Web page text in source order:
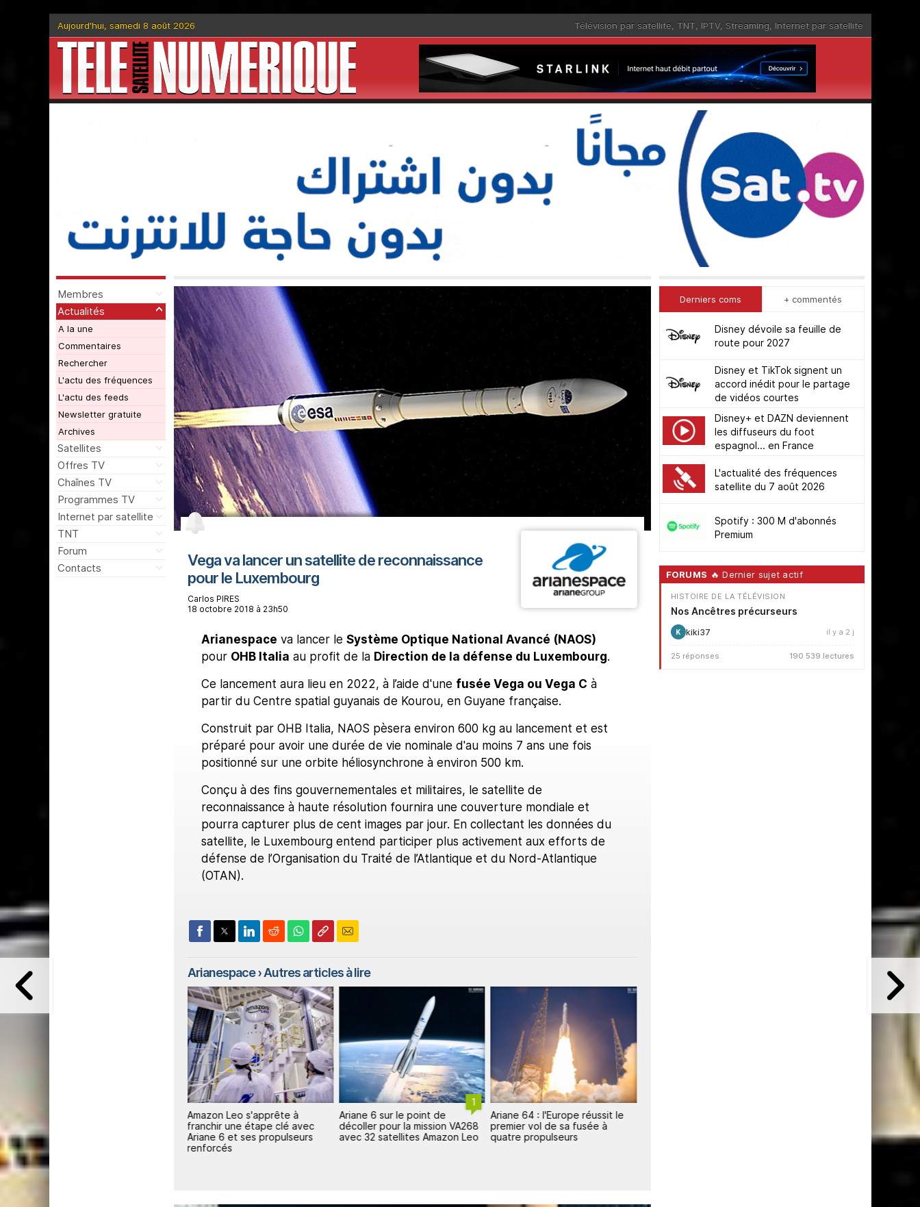
Aujourd'hui, samedi 8 août 2026 Télévision par satellite, TNT, IPTV, Streaming, Internet par satellite
Membres
Actualités
A la une
Commentaires
Rechercher
L'actu des fréquences
L'actu des feeds
Newsletter gratuite
Archives
Satellites
Offres TV
Chaînes TV
Programmes TV
Internet par satellite
TNT
Forum
Contacts
Vega va lancer un satellite de reconnaissance
pour le Luxembourg
Carlos PIRES
18 octobre 2018 à 23h50
Arianespace va lancer le Système Optique National Avancé (NAOS)
pour OHB Italia au profit de la Direction de la défense du Luxembourg.
Ce lancement aura lieu en 2022, à l’aide d'une fusée Vega ou Vega C à
partir du Centre spatial guyanais de Kourou, en Guyane française.
Construit par OHB Italia, NAOS pèsera environ 600 kg au lancement et est
préparé pour avoir une durée de vie nominale d'au moins 7 ans une fois
positionné sur une orbite héliosynchrone à environ 500 km.
Conçu à des fins gouvernementales et militaires, le satellite de
reconnaissance à haute résolution fournira une couverture mondiale et
pourra capturer plus de cent images par jour. En collectant les données du
satellite, le Luxembourg entend participer plus activement aux efforts de
défense de l’Organisation du Traité de l’Atlantique et du Nord-Atlantique
(OTAN).
Arianespace› Autres articles à lire
succès une nouvelle flotte de
satellites Amazon Leo
Amazon Leo s'apprête à
franchir une étape clé avec
Ariane 6 et ses propulseurs
renforcés
1
Ariane 6 sur le point de
décoller pour la mission VA268
avec 32 satellites Amazon Leo
Ariane 64 : l'Europe réussit le
premier vol de sa fusée à
quatre propulseurs
Ariane 6 place deux
satellites Galileo en orbite
Derniers coms + commentés
Disney dévoile sa feuille de
route pour 2027
Disney et TikTok signent un
accord inédit pour le partage
de vidéos courtes
Disney+ et DAZN deviennent
les diffuseurs du foot
espagnol... en France
L'actualité des fréquences
satellite du 7 août 2026
Spotify : 300 M d'abonnés
Premium
FORUMS 🔥 Dernier sujet actif
HISTOIRE DE LA TÉLÉVISION
Nos Ancêtres précurseurs
K kiki37 il y a 2 j
25 réponses 190 539 lectures